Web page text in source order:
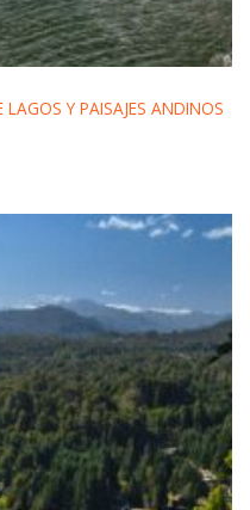
LAGOS Y PAISAJES ANDINOS